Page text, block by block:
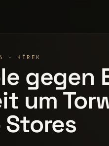
· HÍREK
gegen
um
Stores